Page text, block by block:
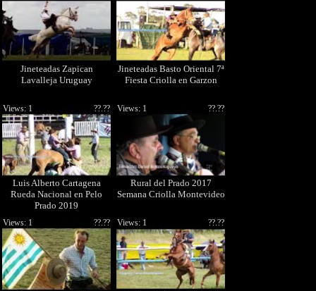
Jineteadas Zapican
Lavalleja Uruguay
Jineteadas Basto Oriental 7ª
Fiesta Criolla en Garzon
Luis Alberto Cartagena
Rueda Nacional en Pelo
Prado 2019
??.??
Views: 1
Rural del Prado 2017
Semana Criolla Montevideo
??.??
Views: 1
??.??
Views: 1 ??.??
Views: 1